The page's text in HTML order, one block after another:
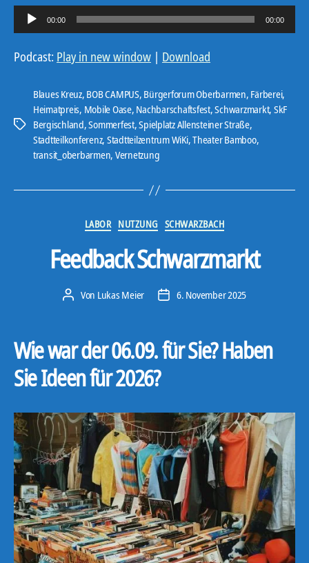
u
d
P
00:00 00:00
Podcast: Play in new window | Download
Schlagwörter
Blaues Kreuz, BOB CAMPUS, Bürgerforum Oberbarmen, Färberei,
Heimatpreis, Mobile Oase, Nachbarschaftsfest,Schwarzmarkt, SkF
Bergischland,Sommerfest,Spielplatz Allensteiner Straße,
Stadtteilkonferenz, Stadtteilzentrum WiKi,Theater Bamboo,
transit_oberbarmen, Vernetzung
Kategorien
LABOR NUTZUNG SCHWARZBACH
Feedback Schwarzmarkt
Beitragsautor
Von Lukas Meier Veröffentlichungsdatum
6. November 2025
Wie war der 06.09. für Sie? Haben
Sie Ideen für 2026?